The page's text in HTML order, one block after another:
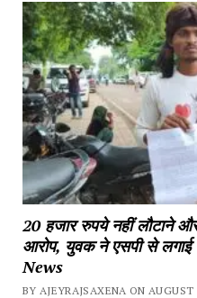
20 हजार रुपये नहीं लौटाने
आरोप, युवक ने एसपी से लगाई
News
BY AJEYRAJSAXENA ON AUGUST